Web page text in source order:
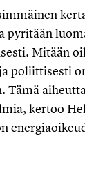
pyritään
Mitään
poliittisesti
Tämä
kertoo